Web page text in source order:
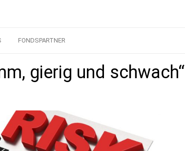
FONDSPARTNER
gierig und schwach“